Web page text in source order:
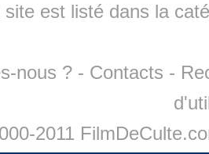
site est listé dans la
nous ? - Contacts -
2011